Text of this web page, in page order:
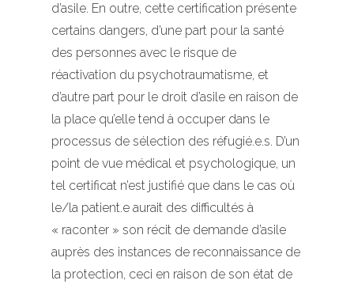
d’asile. En outre, cette certification présente
certains dangers, d’une part pour la santé
des personnes avec le risque de
réactivation du psychotraumatisme, et
d’autre part pour le droit d’asile en raison de
la place qu’elle tend à occuper dans le
processus de sélection des réfugié.e.s. D’un
point de vue médical et psychologique, un
tel certificat n’est justifié que dans le cas où
le/la patient.e aurait des difficultés à
« raconter » son récit de demande d’asile
auprès des instances de reconnaissance de
la protection, ceci en raison de son état de